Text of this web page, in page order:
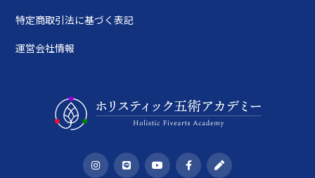
特定商取引法に基づく表記
運営会社情報